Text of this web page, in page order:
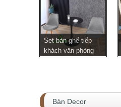
Set bàn ghế tiếp
khách văn phòng
Bàn Decor